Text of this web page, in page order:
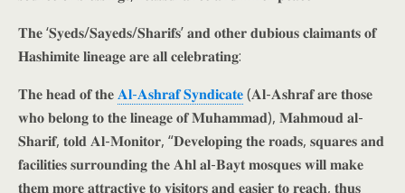
𝐓𝐡𝐞 ‘𝐒𝐲𝐞𝐝𝐬/𝐒𝐚𝐲𝐞𝐝𝐬/𝐒𝐡𝐚𝐫𝐢𝐟𝐬’ 𝐚𝐧𝐝 𝐨𝐭𝐡𝐞𝐫 𝐝𝐮𝐛𝐢𝐨𝐮𝐬 𝐜𝐥𝐚𝐢𝐦𝐚𝐧𝐭𝐬 𝐨𝐟
𝐇𝐚𝐬𝐡𝐢𝐦𝐢𝐭𝐞 𝐥𝐢𝐧𝐞𝐚𝐠𝐞 𝐚𝐫𝐞 𝐚𝐥𝐥 𝐜𝐞𝐥𝐞𝐛𝐫𝐚𝐭𝐢𝐧𝐠:
𝐓𝐡𝐞 𝐡𝐞𝐚𝐝 𝐨𝐟 𝐭𝐡𝐞𝐀𝐥-𝐀𝐬𝐡𝐫𝐚𝐟 𝐒𝐲𝐧𝐝𝐢𝐜𝐚𝐭𝐞(𝐀𝐥-𝐀𝐬𝐡𝐫𝐚𝐟 𝐚𝐫𝐞 𝐭𝐡𝐨𝐬𝐞
𝐰𝐡𝐨 𝐛𝐞𝐥𝐨𝐧𝐠 𝐭𝐨 𝐭𝐡𝐞 𝐥𝐢𝐧𝐞𝐚𝐠𝐞 𝐨𝐟 𝐌𝐮𝐡𝐚𝐦𝐦𝐚𝐝), 𝐌𝐚𝐡𝐦𝐨𝐮𝐝 𝐚𝐥-
𝐒𝐡𝐚𝐫𝐢𝐟, 𝐭𝐨𝐥𝐝 𝐀𝐥-𝐌𝐨𝐧𝐢𝐭𝐨𝐫, “𝐃𝐞𝐯𝐞𝐥𝐨𝐩𝐢𝐧𝐠 𝐭𝐡𝐞 𝐫𝐨𝐚𝐝𝐬, 𝐬𝐪𝐮𝐚𝐫𝐞𝐬 𝐚𝐧𝐝
𝐟𝐚𝐜𝐢𝐥𝐢𝐭𝐢𝐞𝐬 𝐬𝐮𝐫𝐫𝐨𝐮𝐧𝐝𝐢𝐧𝐠 𝐭𝐡𝐞 𝐀𝐡𝐥 𝐚𝐥-𝐁𝐚𝐲𝐭 𝐦𝐨𝐬𝐪𝐮𝐞𝐬 𝐰𝐢𝐥𝐥 𝐦𝐚𝐤𝐞
𝐭𝐡𝐞𝐦 𝐦𝐨𝐫𝐞 𝐚𝐭𝐭𝐫𝐚𝐜𝐭𝐢𝐯𝐞 𝐭𝐨 𝐯𝐢𝐬𝐢𝐭𝐨𝐫𝐬 𝐚𝐧𝐝 𝐞𝐚𝐬𝐢𝐞𝐫 𝐭𝐨 𝐫𝐞𝐚𝐜𝐡, 𝐭𝐡𝐮𝐬